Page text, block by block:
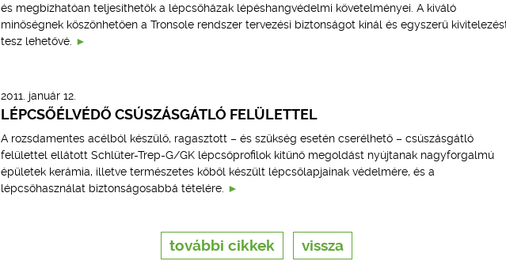
és megbízhatóan teljesíthetők a lépcsőházak lépéshangvédelmi követelményei. A kiváló
minőségnek köszönhetően a Tronsole rendszer tervezési biztonságot kínál és egyszerű
tesz lehetővé.
2011. január 12.
LÉPCSŐÉLVÉDŐ CSÚSZÁSGÁTLÓ FELÜLETTEL
A rozsdamentes acélból készülő, ragasztott – és szükség esetén cserélhető – csúszásgátló
felülettel ellátott Schlüter-Trep-G/GK lépcsőprofilok kitűnő megoldást nyújtanak nagyforgalmú
épületek kerámia, illetve természetes kőből készült lépcsőlapjainak védelmére, és a
lépcsőhasználat biztonságosabbá tételére.
további cikkek vissza